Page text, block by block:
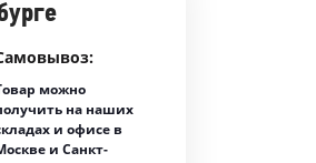
можно
на наших
и офисе в
и Санкт-